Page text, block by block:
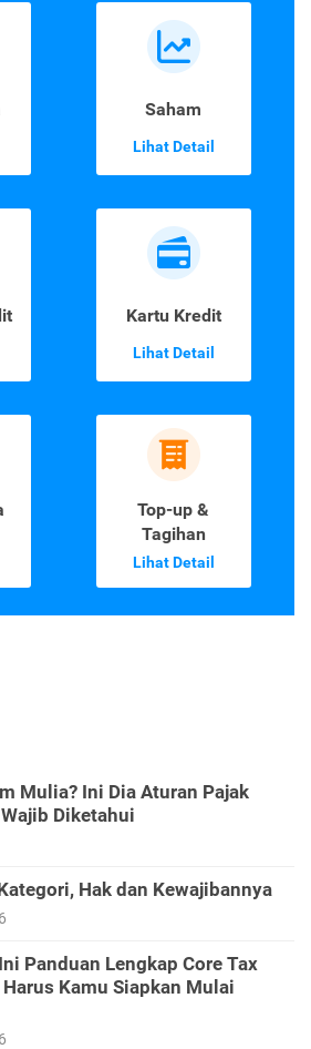
Saham
Lihat Detail
Kartu Kredit
Lihat Detail
Top-up &
Tagihan
Lihat Detail
Mulia? Ini Dia Aturan Pajak
Diketahui
Hak dan Kewajibannya
Panduan Lengkap Core Tax
Kamu Siapkan Mulai